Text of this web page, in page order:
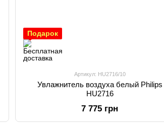
Подарок
Артикул: HU2716/10
Увлажнитель воздуха белый Philips
HU2716
7 775 грн